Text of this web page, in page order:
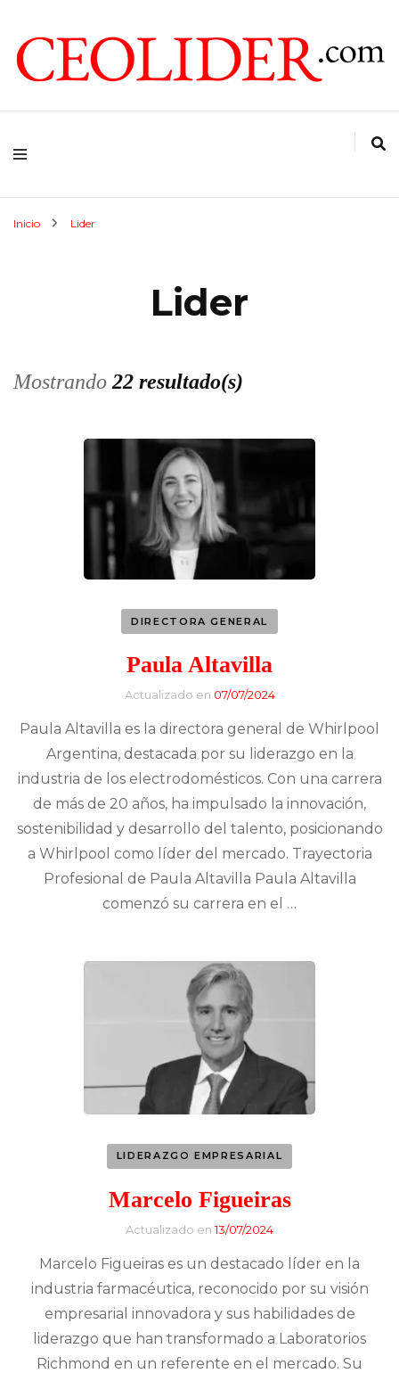
CEOLIDER.COM
Inicio Lider
Lider
Mostrando 22 resultado(s)
DIRECTORA GENERAL
Paula Altavilla
Actualizado en 07/07/2024
Paula Altavilla es la directora general de Whirlpool
Argentina, destacada por su liderazgo en la
industria de los electrodomésticos. Con una carrera
de más de 20 años, ha impulsado la innovación,
sostenibilidad y desarrollo del talento, posicionando
a Whirlpool como líder del mercado. Trayectoria
Profesional de Paula Altavilla Paula Altavilla
comenzó su carrera en el …
LIDERAZGO EMPRESARIAL
Marcelo Figueiras
Actualizado en13/07/2024
Marcelo Figueiras es un destacado líder en la
industria farmacéutica, reconocido por su visión
empresarial innovadora y sus habilidades de
liderazgo que han transformado a Laboratorios
Richmond en un referente en el mercado. Su